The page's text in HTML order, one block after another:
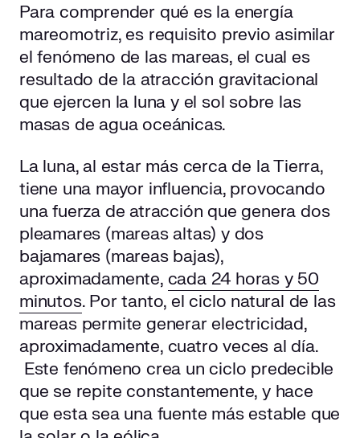
Para comprender qué es la energía
mareomotriz, es requisito previo asimilar
el fenómeno de las mareas, el cual es
resultado de la atracción gravitacional
que ejercen la luna y el sol sobre las
masas de agua oceánicas.
La luna, al estar más cerca de la Tierra,
tiene una mayor influencia, provocando
una fuerza de atracción que genera dos
pleamares (mareas altas) y dos
bajamares (mareas bajas),
aproximadamente, cada 24 horas y 50
minutos. Por tanto, el ciclo natural de las
mareas permite generar electricidad,
aproximadamente, cuatro veces al día.
Este fenómeno crea un ciclo predecible
que se repite constantemente, y hace
que esta sea una fuente más estable que